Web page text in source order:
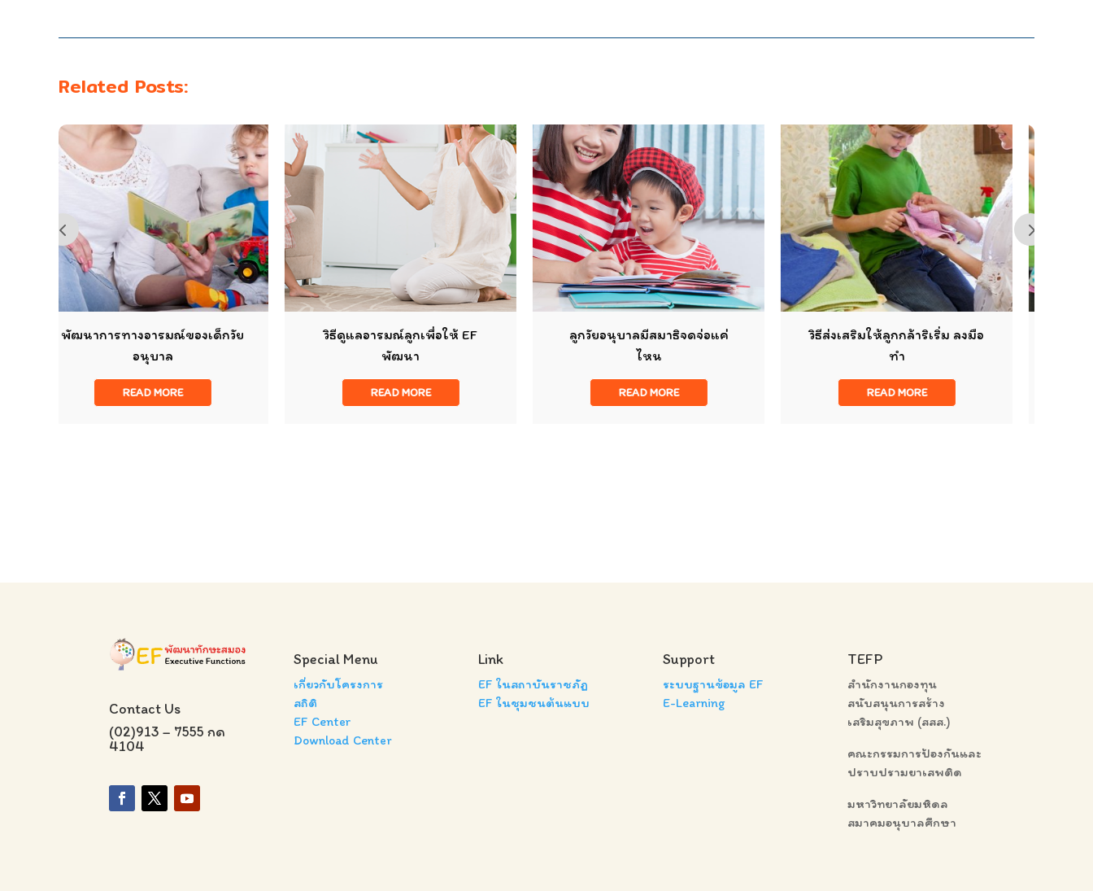
Related Posts:
วิธีดูแลอารมณ์ลูกเพื่อให้ EF
READ MORE
ลูกวัยอนุบาลมีสมาธิจดจ่อแค่
READ MORE
วิธีส่งเสริมให้ลูกกล้าริเริ่ม ลงมือ
READ MORE
พัฒนาทักษะ EF ด้วยการเต้นแอ
READ MORE
Contact Us
(02)913 – 7555 กด
4104
Special Menu
เกี่ยวกับโครงการ
สถิติ
EF Center
Download Center
Link
EF ในสถาบันราชภัฏ
EF ในชุมชนต้นแบบ
Support
ระบบฐานข้อมูล EF
E-Learning
TEFP
สำนักงานกองทุน
สนับสนุนการสร้าง
เสริมสุขภาพ (สสส.)
คณะกรรมการป้องกันและ
ปราบปรามยาเสพติด
มหาวิทยาลัยมหิดล
สมาคมอนุบาลศึกษา